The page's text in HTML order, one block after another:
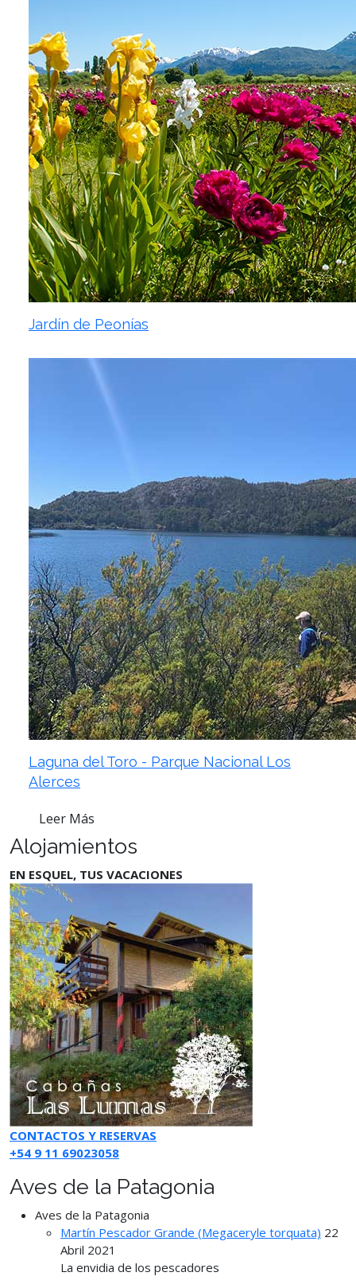
Jardín de Peonías
Laguna del Toro - Parque Nacional Los
Alerces
Leer Más
Alojamientos
EN ESQUEL, TUS VACACIONES
CONTACTOS Y RESERVAS
+54 9 11 69023058
Aves de la Patagonia
Aves de la Patagonia
Martín Pescador Grande (Megaceryle torquata) 22
Abril 2021
La envidia de los pescadores